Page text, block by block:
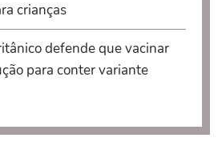
crianças
defende que vacinar
para conter variante